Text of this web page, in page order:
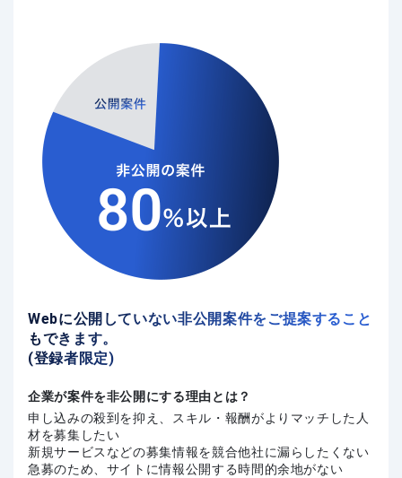
Webに公開していない非公開案件をご提案すること
もできます。
(登録者限定)
企業が案件を非公開にする理由とは？
申し込みの殺到を抑え、スキル・報酬がよりマッチした人
材を募集したい
新規サービスなどの募集情報を競合他社に漏らしたくない
急募のため、サイトに情報公開する時間的余地がない